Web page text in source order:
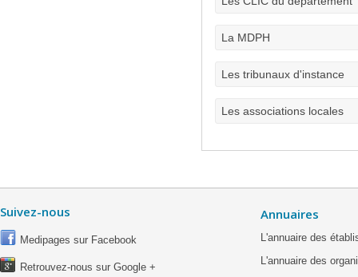
La MDPH
Les tribunaux d'instance
Les associations locales
Suivez-nous
Medipages sur Facebook
Retrouvez-nous sur Google +
Annuaires
L'annuaire des
L'annuaire des